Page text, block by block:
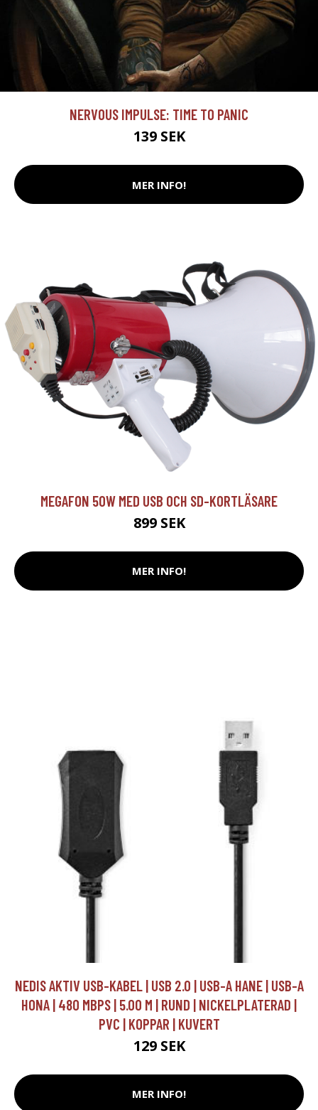
NERVOUS IMPULSE: TIME TO PANIC
139 SEK
MER INFO!
MEGAFON 50W MED USB OCH SD-KORTLÄSARE
899 SEK
MER INFO!
NEDIS AKTIV USB-KABEL | USB 2.0 | USB-A HANE | USB-A
HONA | 480 MBPS | 5.00 M | RUND | NICKELPLATERAD |
PVC | KOPPAR | KUVERT
129 SEK
MER INFO!